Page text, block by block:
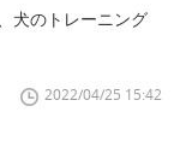
犬のトレーニング
2022/04/25 15:42